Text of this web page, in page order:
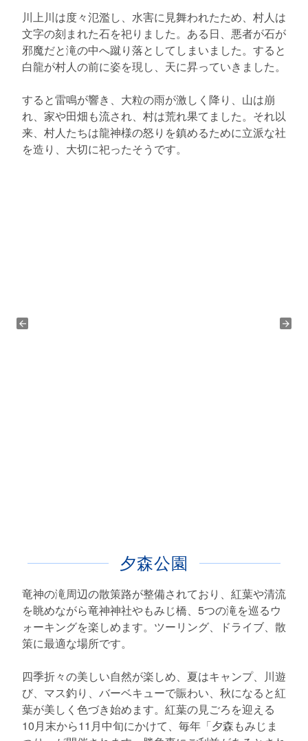
川上川は度々氾濫し、水害に見舞われたため、村人は
文字の刻まれた石を祀りました。ある日、悪者が石が
邪魔だと滝の中へ蹴り落としてしまいました。すると
白龍が村人の前に姿を現し、天に昇っていきました。
すると雷鳴が響き、大粒の雨が激しく降り、山は崩
れ、家や田畑も流され、村は荒れ果てました。それ以
来、村人たちは龍神様の怒りを鎮めるために立派な社
を造り、大切に祀ったそうです。
夕森公園
竜神の滝周辺の散策路が整備されており、紅葉や清流
を眺めながら竜神神社やもみじ橋、5つの滝を巡るウ
ォーキングを楽しめます。ツーリング、ドライブ、散
策に最適な場所です。
四季折々の美しい自然が楽しめ、夏はキャンプ、川遊
び、マス釣り、バーベキューで賑わい、秋になると紅
葉が美しく色づき始めます。紅葉の見ごろを迎える
10月末から11月中旬にかけて、毎年「夕森もみじま